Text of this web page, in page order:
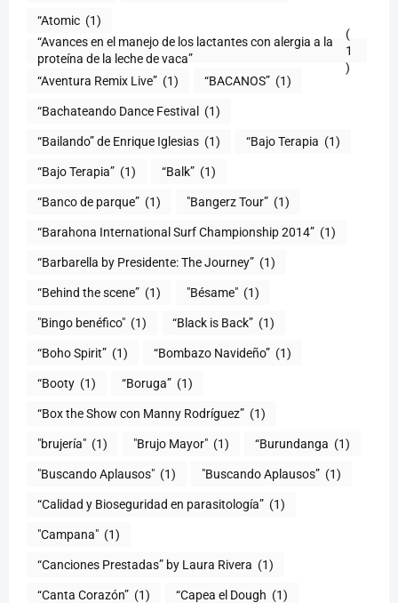
“Atomic (1)
“Avances en el manejo de los lactantes con alergia a la
proteína de la leche de vaca”
(
1
)
“Aventura Remix Live” (1) “BACANOS” (1)
“Bachateando Dance Festival (1)
“Bailando” de Enrique Iglesias (1) “Bajo Terapia (1)
“Bajo Terapia” (1) “Balk” (1)
“Banco de parque” (1) "Bangerz Tour” (1)
“Barahona International Surf Championship 2014” (1)
“Barbarella by Presidente: The Journey” (1)
“Behind the scene” (1) "Bésame" (1)
"Bingo benéfico" (1) “Black is Back” (1)
“Boho Spirit” (1) “Bombazo Navideño” (1)
“Booty (1) “Boruga” (1)
“Box the Show con Manny Rodríguez” (1)
"brujería" (1) "Brujo Mayor" (1) “Burundanga (1)
"Buscando Aplausos" (1) "Buscando Aplausos” (1)
(1)
"Campana" (1)
“Canciones Prestadas” by Laura Rivera (1)
“Canta Corazón” (1) “Capea el Dough (1)